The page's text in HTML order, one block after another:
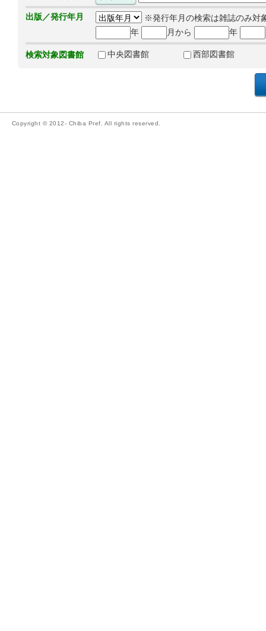
出版／発行年月
※発行年月の検索は雑誌のみ対
年
月から 年
検索対象図書館 中央図書館 西部図書館
Copyright © 2012- Chiba Pref. All rights reserved.